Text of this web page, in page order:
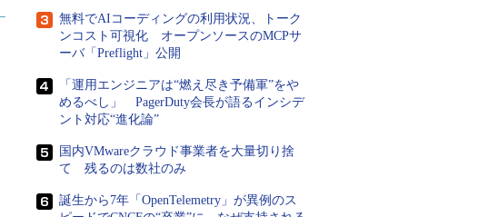
無料でAIコーディングの利用状況、トーク
ンコスト可視化 オープンソースのMCPサ
ーバ「Preflight」公開
「運用エンジニアは“燃え尽き予備軍”をや
めるべし」 PagerDuty会長が語るインシデ
ント対応“進化論”
国内VMwareクラウド事業者を大量切り捨
て 残るのは数社のみ
誕生から7年「OpenTelemetry」が異例のス